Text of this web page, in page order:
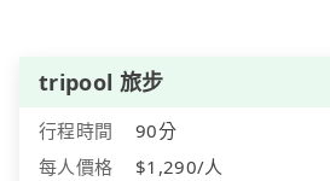
tripool 旅步
行程時間
90分
每人價格
$1,290/人